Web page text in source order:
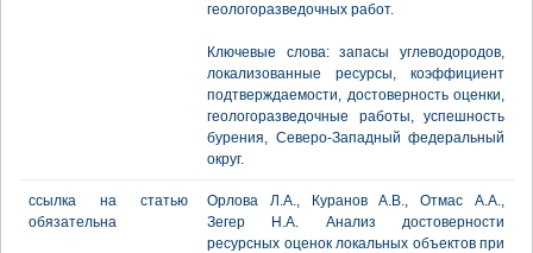
геологоразведочных работ.
Ключевые слова: запасы углеводородов,
локализованные ресурсы, коэффициент
подтверждаемости, достоверность оценки,
геологоразведочные работы, успешность
бурения, Северо-Западный федеральный
округ.
ссылка на статью
обязательна
Орлова Л.А., Куранов А.В., Отмас А.А.,
Зегер Н.А. Анализ достоверности
ресурсных оценок локальных объектов при